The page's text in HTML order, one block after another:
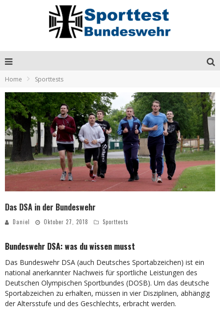
Home Sporttests
Das DSA in der Bundeswehr
Daniel Oktober 27, 2018 Sporttests
Bundeswehr DSA: was du wissen musst
Das Bundeswehr DSA (auch Deutsches Sportabzeichen) ist ein
national anerkannter Nachweis für sportliche Leistungen des
Deutschen Olympischen Sportbundes (DOSB). Um das deutsche
Sportabzeichen zu erhalten, müssen in vier Disziplinen, abhängig
der Altersstufe und des Geschlechts, erbracht werden.